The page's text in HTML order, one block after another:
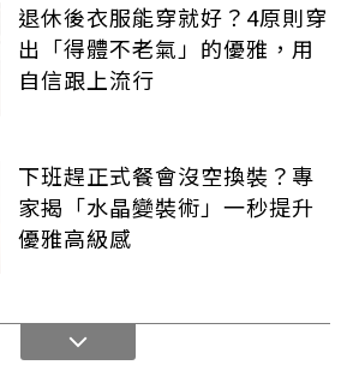
退休後衣服能穿就好？4原則穿
出「得體不老氣」的優雅，用
自信跟上流行
下班趕正式餐會沒空換裝？專
家揭「水晶變裝術」一秒提升
優雅高級感